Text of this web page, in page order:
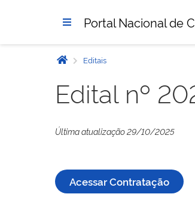
Portal Nacional de
Editais
Edital nº
Última atualização 29/10/2025
Acessar Contratação